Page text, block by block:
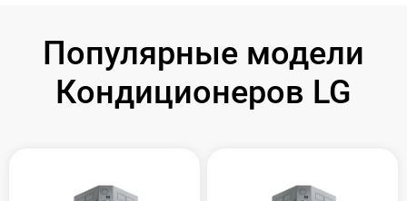
Популярные модели
Кондиционеров LG